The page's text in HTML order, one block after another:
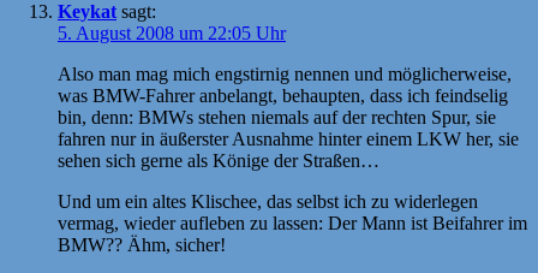
Keykat sagt:
5. August 2008 um 22:05 Uhr
Also man mag mich engstirnig nennen und möglicherweise,
was BMW-Fahrer anbelangt, behaupten, dass ich feindselig
bin, denn: BMWs stehen niemals auf der rechten Spur, sie
fahren nur in äußerster Ausnahme hinter einem LKW her, sie
sehen sich gerne als Könige der Straßen…
Und um ein altes Klischee, das selbst ich zu widerlegen
vermag, wieder aufleben zu lassen: Der Mann ist Beifahrer im
BMW?? Ähm, sicher!